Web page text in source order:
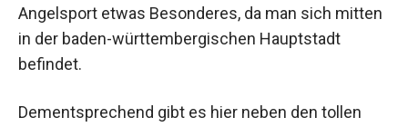
Angelsport etwas Besonderes, da man sich mitten
in der baden-württembergischen Hauptstadt
befindet.
Dementsprechend gibt es hier neben den tollen